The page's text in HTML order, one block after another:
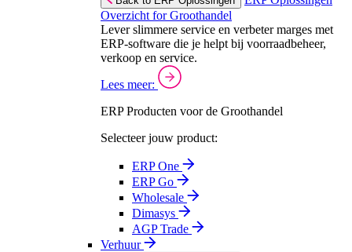
Overzicht for Groothandel
Lever slimmere service en verbeter marges met
ERP-software die je helpt bij voorraadbeheer,
verkoop en service.
Lees meer:
ERP Producten voor de Groothandel
Selecteer jouw product:
ERP One
ERP Go
Wholesale
Dimasys
AGP Trade
Verhuur